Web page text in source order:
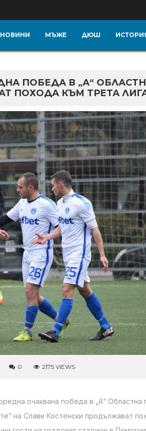
НОВИНИ МЪЖЕ ДЮШ
ПОБЕДА В „А“
ПОХОДА КЪМ ТРЕТА
0 2175 VIEWS
очаквана победа в „А“ Областна
на Слави Костенски продължават